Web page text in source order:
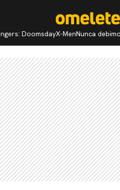
DoomsdayX-MenNunca